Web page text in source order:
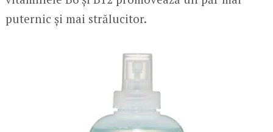
puternic și mai strălucitor.